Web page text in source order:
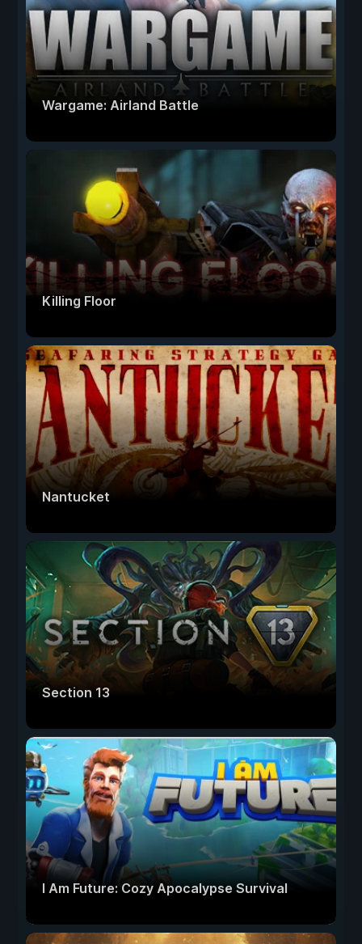
Wargame: Airland Battle
Killing Floor
Nantucket
Section 13
I Am Future: Cozy Apocalypse Survival